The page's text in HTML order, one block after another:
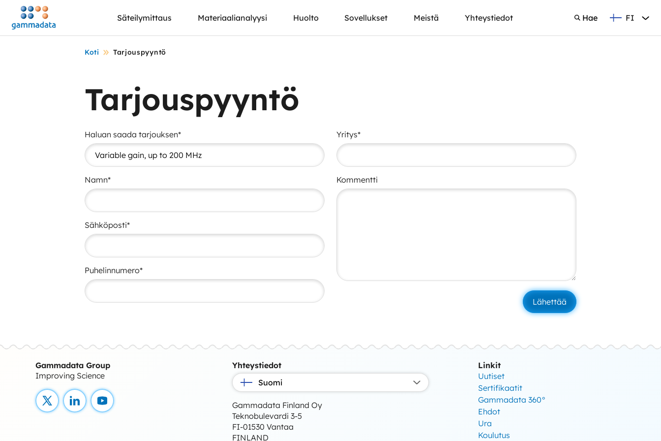
Siirry
pääsisältöönt
Säteilymittaus Materiaalianalyysi Huolto Sovellukset Meistä Yhteystiedot Hae
Hae Suomi
FI
Koti Tarjouspyyntö
Tarjouspyyntö
Haluan saada tarjouksen*
Namn*
Sähköposti*
Puhelinnumero*
Yritys*
Kommentti
Gammadata Group
Improving Science
X LinkedInYouTube
Yhteystiedot
Suomi
Gammadata Finland Oy
Teknobulevardi 3-5
FI-01530 Vantaa
FINLAND
Linkit
Uutiset
Sertifikaatit
Gammadata 360°
Ehdot
Ura
Koulutus